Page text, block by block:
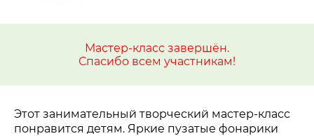
Мастер-класс завершён.
Спасибо всем участникам!
Этот занимательный творческий мастер-класс
понравится детям. Яркие пузатые фонарики